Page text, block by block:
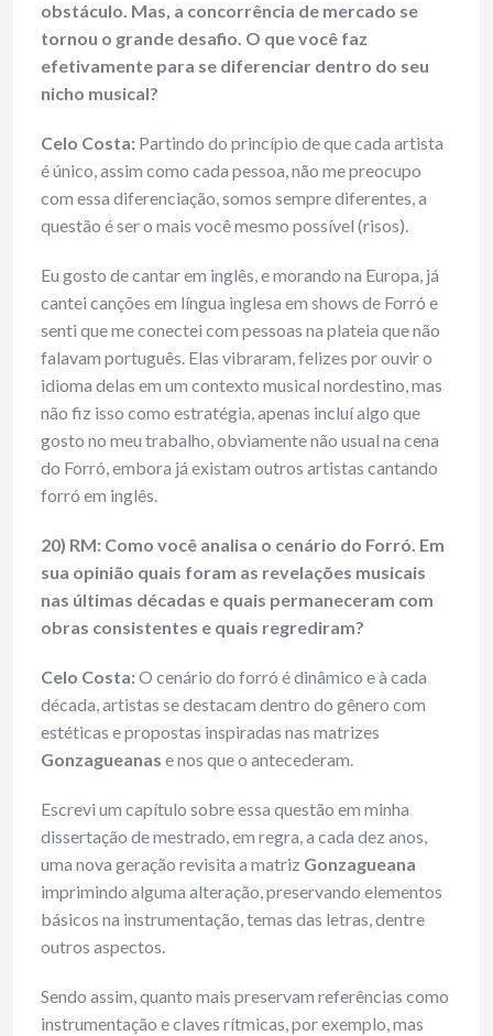
obstáculo. Mas, a concorrência de mercado se
tornou o grande desafio. O que você faz
efetivamente para se diferenciar dentro do seu
nicho musical?
Celo Costa: Partindo do princípio de que cada artista
é único, assim como cada pessoa, não me preocupo
com essa diferenciação, somos sempre diferentes, a
questão é ser o mais você mesmo possível (risos).
Eu gosto de cantar em inglês, e morando na Europa, já
cantei canções em língua inglesa em shows de Forró e
senti que me conectei com pessoas na plateia que não
falavam português. Elas vibraram, felizes por ouvir o
idioma delas em um contexto musical nordestino, mas
não fiz isso como estratégia, apenas incluí algo que
gosto no meu trabalho, obviamente não usual na cena
do Forró, embora já existam outros artistas cantando
forró em inglês.
20) RM: Como você analisa o cenário do Forró. Em
sua opinião quais foram as revelações musicais
nas últimas décadas e quais permaneceram com
obras consistentes e quais regrediram?
Celo Costa:O cenário do forró é dinâmico e à cada
década, artistas se destacam dentro do gênero com
estéticas e propostas inspiradas nas matrizes
Gonzagueanas e nos que o antecederam.
Escrevi um capítulo sobre essa questão em minha
dissertação de mestrado, em regra, a cada dez anos,
uma nova geração revisita a matriz Gonzagueana
imprimindo alguma alteração, preservando elementos
básicos na instrumentação, temas das letras, dentre
outros aspectos.
Sendo assim, quanto mais preservam referências como
instrumentação e claves rítmicas, por exemplo, mas